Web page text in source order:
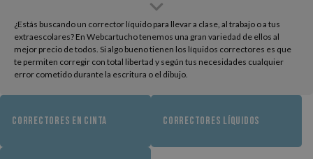
¿Estás buscando un corrector líquido para llevar a clase, al trabajo o a tus
extraescolares? En Webcartucho tenemos una gran variedad de ellos al
mejor precio de todos. Si algo bueno tienen los líquidos correctores es que
te permiten corregir con total libertad y según tus necesidades cualquier
error cometido durante la escritura o el dibujo.
CORRECTORES EN CINTA CORRECTORES LÍQUIDOS